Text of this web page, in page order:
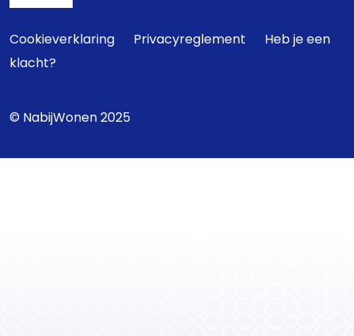
Cookieverklaring Privacyreglement
Heb je een
klacht?
© NabijWonen 2025